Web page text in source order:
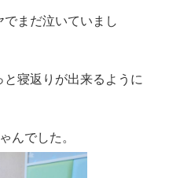
まだ泣いていまし
寝返りが出来るように
んでした。